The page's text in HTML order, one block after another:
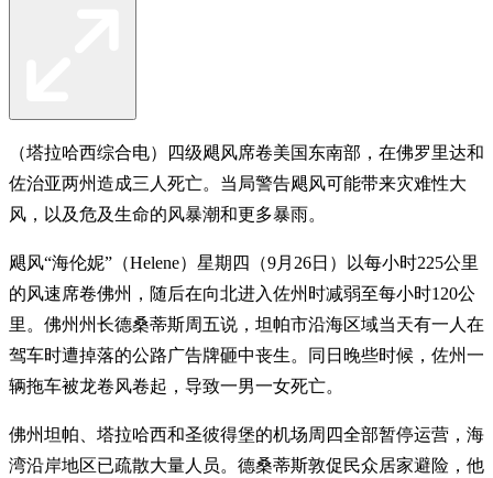
（塔拉哈西综合电）四级飓风席卷美国东南部，在佛罗里达和
佐治亚两州造成三人死亡。当局警告飓风可能带来灾难性大
风，以及危及生命的风暴潮和更多暴雨。
飓风“海伦妮”（Helene）星期四（9月26日）以每小时225公里
的风速席卷佛州，随后在向北进入佐州时减弱至每小时120公
里。佛州州长德桑蒂斯周五说，坦帕市沿海区域当天有一人在
驾车时遭掉落的公路广告牌砸中丧生。同日晚些时候，佐州一
辆拖车被龙卷风卷起，导致一男一女死亡。
佛州坦帕、塔拉哈西和圣彼得堡的机场周四全部暂停运营，海
湾沿岸地区已疏散大量人员。德桑蒂斯敦促民众居家避险，他